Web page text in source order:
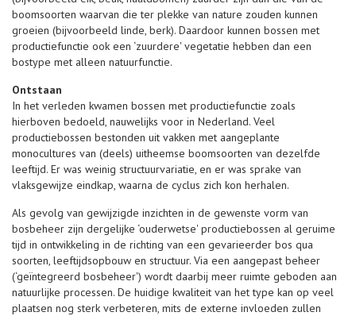
boomsoorten waarvan die ter plekke van nature zouden kunnen
groeien (bijvoorbeeld linde, berk). Daardoor kunnen bossen met
productiefunctie ook een ‘zuurdere' vegetatie hebben dan een
bostype met alleen natuurfunctie.
Ontstaan
In het verleden kwamen bossen met productiefunctie zoals
hierboven bedoeld, nauwelijks voor in Nederland. Veel
productiebossen bestonden uit vakken met aangeplante
monocultures van (deels) uitheemse boomsoorten van dezelfde
leeftijd. Er was weinig structuurvariatie, en er was sprake van
vlaksgewijze eindkap, waarna de cyclus zich kon herhalen.
Als gevolg van gewijzigde inzichten in de gewenste vorm van
bosbeheer zijn dergelijke ‘ouderwetse' productiebossen al geruime
tijd in ontwikkeling in de richting van een gevarieerder bos qua
soorten, leeftijdsopbouw en structuur. Via een aangepast beheer
(‘geïntegreerd bosbeheer') wordt daarbij meer ruimte geboden aan
natuurlijke processen. De huidige kwaliteit van het type kan op veel
plaatsen nog sterk verbeteren, mits de externe invloeden zullen